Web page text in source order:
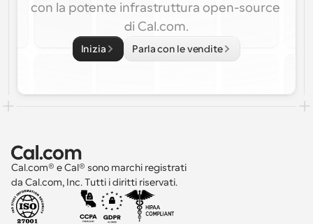
con la potente infrastruttura open-source
di Cal.com.
Inizia Parla con le vendite
Cal.com® e Cal® sono marchi registrati
da Cal.com, Inc. Tutti i diritti riservati.